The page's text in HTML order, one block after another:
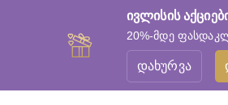
ივლისის
20%-მდე
დახურვა